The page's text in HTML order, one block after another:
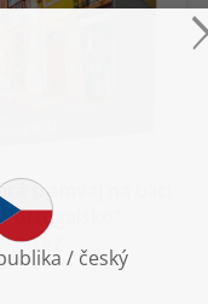
tramvaj na ulici
Kč